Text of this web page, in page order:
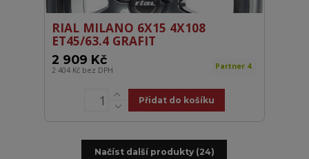
RIAL MILANO 6X15 4X108
ET45/63.4 GRAFIT
2 909 Kč
2 404 Kč bez DPH Partner 4
Přidat do košíku
Načíst další produkty (24)